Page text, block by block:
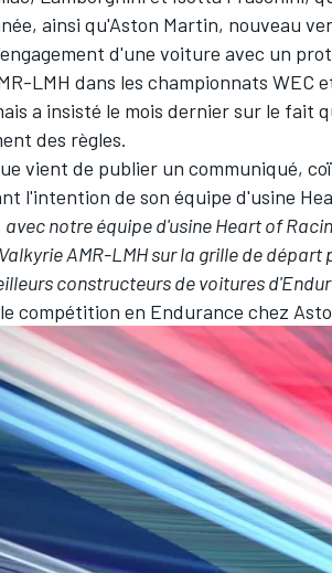
ainsi qu'Aston Martin, nouveau
d'une voiture avec un
LMH dans les championnats WEC
a insisté le mois dernier sur le fait
des règles.
vient de publier un communiqué,
l'intention de son équipe d'usine
avec notre équipe d'usine Heart of
AMR-LMH sur la grille de
constructeurs de voitures
compétition en Endurance chez